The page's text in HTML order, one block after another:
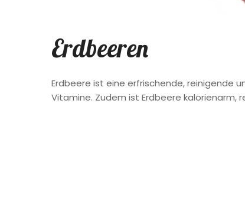
Erdbeeren
Erdbeere ist eine erfrischende, reinigende
Vitamine. Zudem ist Erdbeere